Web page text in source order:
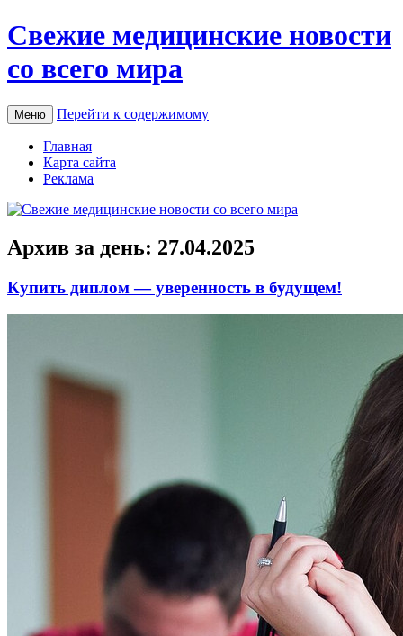
Свежие медицинские новости
со всего мира
Меню Перейти к содержимому
Главная
Карта сайта
Реклама
Архив за день: 27.04.2025
Купить диплом — уверенность в будущем!